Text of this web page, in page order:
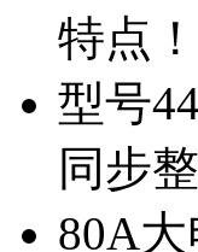
特点！
型号
同步
80A